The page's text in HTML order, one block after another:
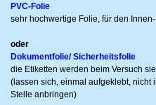
PVC-Folie
sehr hochwertige Folie, für den
oder
Dokumentfolie/ Sicherheitsfolie
die Etiketten werden beim Versuch
(lassen sich, einmal aufgeklebt,
Stelle anbringen)